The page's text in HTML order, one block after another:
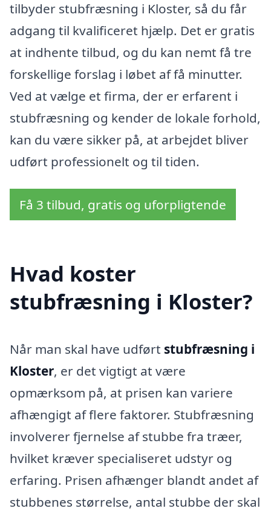
tilbyder stubfræsning i Kloster, så du får
adgang til kvalificeret hjælp. Det er gratis
at indhente tilbud, og du kan nemt få tre
forskellige forslag i løbet af få minutter.
Ved at vælge et firma, der er erfarent i
stubfræsning og kender de lokale forhold,
kan du være sikker på, at arbejdet bliver
udført professionelt og til tiden.
Få 3 tilbud, gratis og uforpligtende
Hvad koster
stubfræsning i Kloster?
Når man skal have udført stubfræsning i
Kloster, er det vigtigt at være
opmærksom på, at prisen kan variere
afhængigt af flere faktorer. Stubfræsning
involverer fjernelse af stubbe fra træer,
hvilket kræver specialiseret udstyr og
erfaring. Prisen afhænger blandt andet af
stubbenes størrelse, antal stubbe der skal